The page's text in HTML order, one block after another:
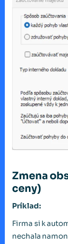
Zmena
ceny)
Príklad:
Firma si k
nechala